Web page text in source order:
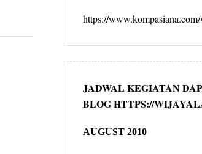
https://
JADWAL KEGIATAN
BLOG HTTPS://
AUGUST 2010